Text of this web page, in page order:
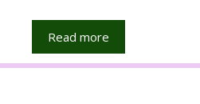
Read more